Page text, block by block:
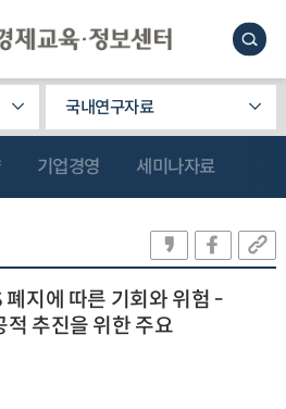
국내연구자료
기업경영 세미나자료
지에 따른 기회와 위험 -
적 추진을 위한 주요